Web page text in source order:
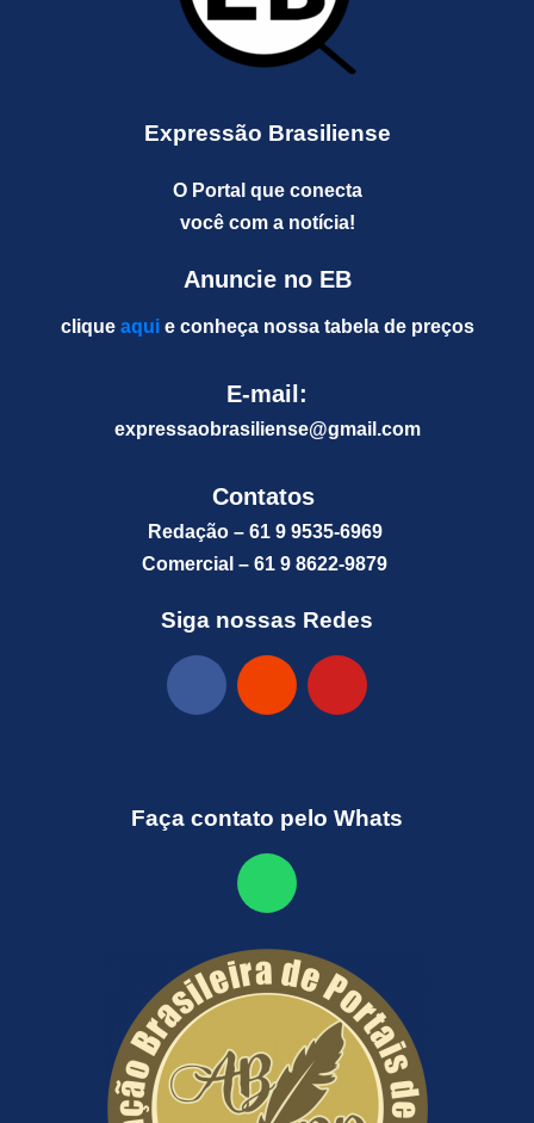
Expressão Brasiliense
O Portal que conecta
você com a notícia!
Anuncie no EB
clique aquie conheça nossa tabela de preços
E-mail:
expressaobrasiliense@gmail.com
Contatos
Redação – 61 9 9535-6969
Comercial – 61 9 8622-9879
Siga nossas Redes
Faça contato pelo Whats